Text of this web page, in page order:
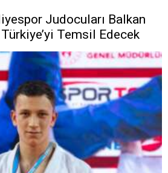
Judocuları Balkan
Türkiye’yi Temsil Edecek